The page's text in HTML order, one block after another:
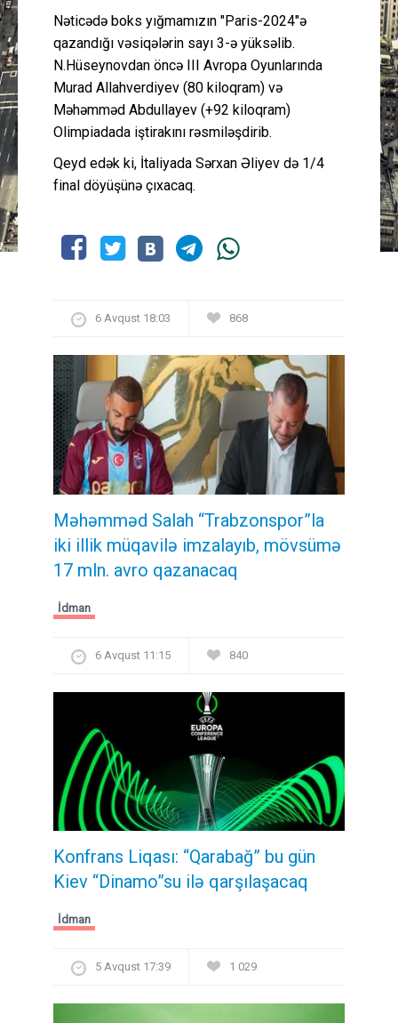
Nəticədə boks yığmamızın "Paris-2024"ə
qazandığı vəsiqələrin sayı 3-ə yüksəlib.
N.Hüseynovdan öncə III Avropa Oyunlarında
Murad Allahverdiyev (80 kiloqram) və
Məhəmməd Abdullayev (+92 kiloqram)
Olimpiadada iştirakını rəsmiləşdirib.
Qeyd edək ki, İtaliyada Sərxan Əliyev də 1/4
final döyüşünə çıxacaq.
6 Avqust 18:03 868
Məhəmməd Salah “Trabzonspor”la
iki illik müqavilə imzalayıb, mövsümə
17 mln. avro qazanacaq
İdman
6 Avqust 11:15 840
Konfrans Liqası: “Qarabağ” bu gün
Kiev “Dinamo”su ilə qarşılaşacaq
İdman
5 Avqust 17:39 1 029